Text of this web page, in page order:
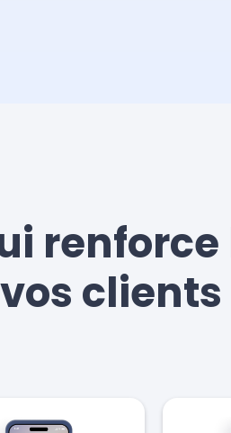
vos